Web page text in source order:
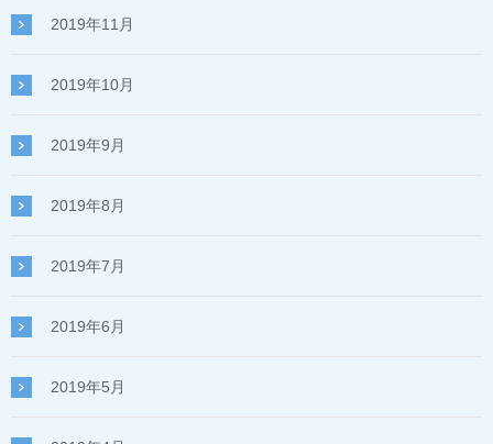
2019年11月
2019年10月
2019年9月
2019年8月
2019年7月
2019年6月
2019年5月